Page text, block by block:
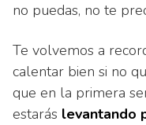
no puedas, no te
Te volvemos a
calentar bien si no
que en la primera
estarás levantando